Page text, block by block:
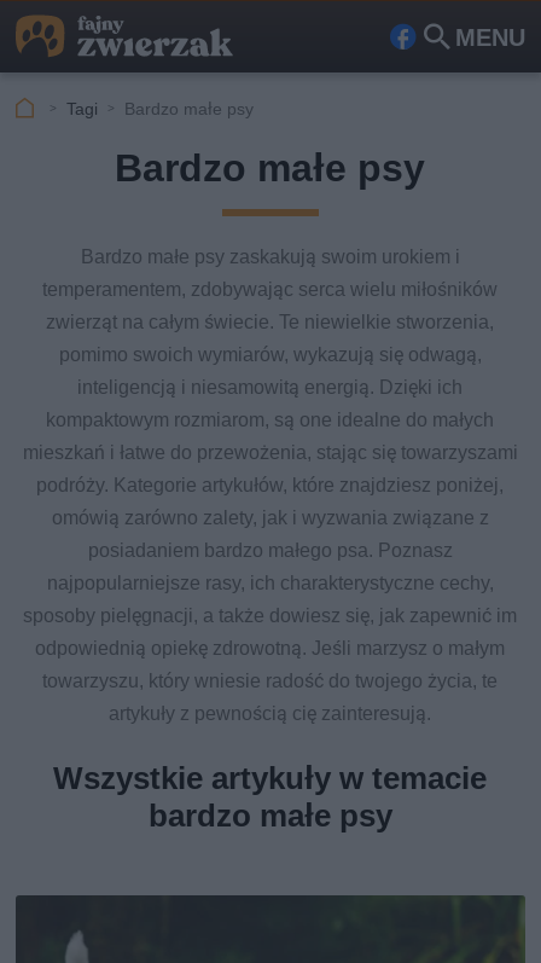
MENU
Fa Szu
Tagi Bardzo małe psy
Bardzo małe psy
Bardzo małe psy zaskakują swoim urokiem i
temperamentem, zdobywając serca wielu miłośników
zwierząt na całym świecie. Te niewielkie stworzenia,
pomimo swoich wymiarów, wykazują się odwagą,
inteligencją i niesamowitą energią. Dzięki ich
kompaktowym rozmiarom, są one idealne do małych
mieszkań i łatwe do przewożenia, stając się towarzyszami
podróży. Kategorie artykułów, które znajdziesz poniżej,
omówią zarówno zalety, jak i wyzwania związane z
posiadaniem bardzo małego psa. Poznasz
najpopularniejsze rasy, ich charakterystyczne cechy,
sposoby pielęgnacji, a także dowiesz się, jak zapewnić im
odpowiednią opiekę zdrowotną. Jeśli marzysz o małym
towarzyszu, który wniesie radość do twojego życia, te
artykuły z pewnością cię zainteresują.
Wszystkie artykuły w temacie
bardzo małe psy